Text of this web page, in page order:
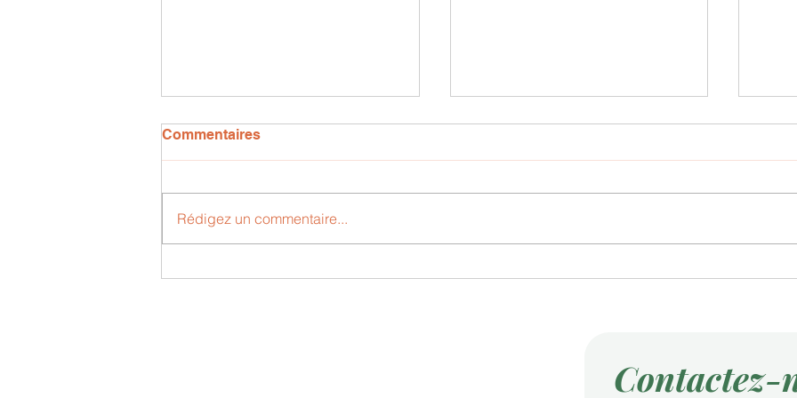
Commentaires
Rédigez un commentaire...
Contactez-